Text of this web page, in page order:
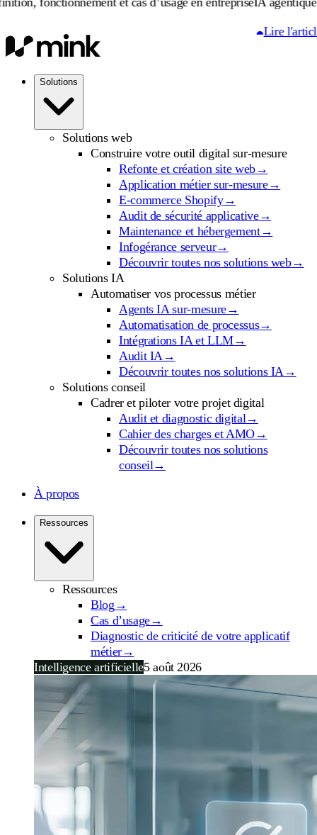
Lire l'article
Solutions
Solutions web
Construire votre outil digital sur-mesure
Refonte et création site web→
Application métier sur-mesure→
E-commerce Shopify→
Audit de sécurité applicative→
Maintenance et hébergement→
Infogérance serveur→
Découvrir toutes nos solutions web→
Solutions IA
Automatiser vos processus métier
Agents IA sur-mesure→
Automatisation de processus→
Intégrations IA et LLM→
Audit IA→
Découvrir toutes nos solutions IA→
Solutions conseil
Cadrer et piloter votre projet digital
Audit et diagnostic digital→
Cahier des charges et AMO→
Découvrir toutes nos solutions
conseil→
À propos
Ressources
Ressources
Blog →
Cas d’usage→
Diagnostic de criticité de votre applicatif
métier→
Intelligence artificielle5 août 2026